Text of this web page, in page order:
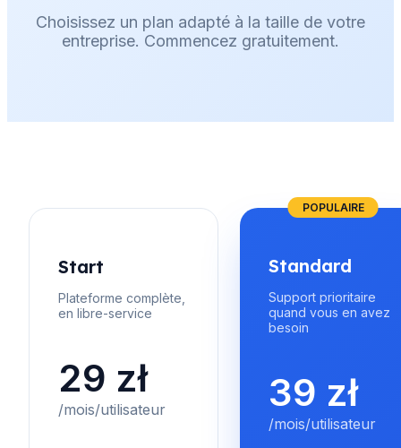
Choisissez un plan adapté à la taille de votre
entreprise. Commencez gratuitement.
Start
Plateforme complète,
en libre-service
29 zł
/mois/utilisateur
POPULAIRE
Standard
Support prioritaire
quand vous en avez
besoin
39 zł
/mois/utilisateur